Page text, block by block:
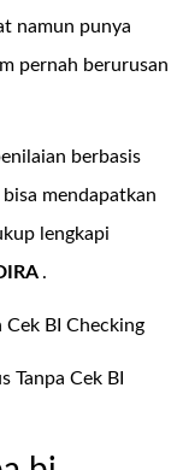
namun punya
pernah berurusan
berbasis
mendapatkan
lengkapi
.
BI Checking
Tanpa Cek BI